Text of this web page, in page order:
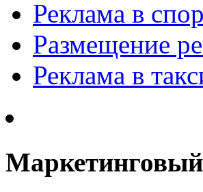
Реклама в
Размещение
Реклама в